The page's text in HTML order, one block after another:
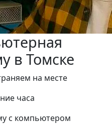
в Томске
на месте
часа
с компьютером